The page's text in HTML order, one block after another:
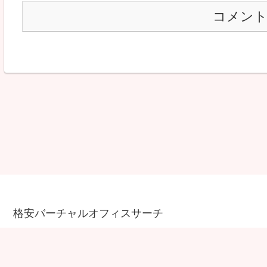
コメン
格安バーチャルオフィスサーチ